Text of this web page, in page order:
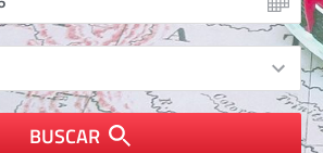
BUSCAR